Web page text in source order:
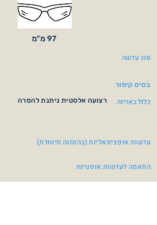
97 מ"מ
סוג עדשה
בסיס קימור
רצועה אלסטית ניתנת להסרה
כלול באריזה
עדשות אופציונאליות (בהזמנה מיוחדת)
התאמה לעדשות אופטיות